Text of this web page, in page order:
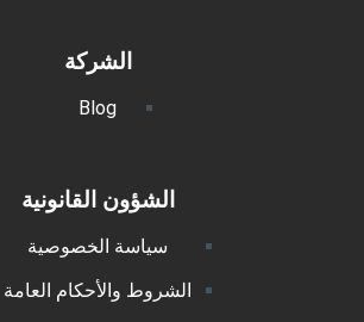
الشركة
Blog
الشؤون القانونية
سياسة الخصوصية
الشروط والأحكام العامة